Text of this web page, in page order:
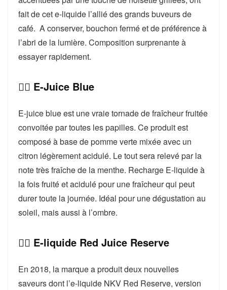
fait de cet e-liquide l’allié des grands buveurs de
café. A conserver, bouchon fermé et de préférence à
l’abri de la lumière. Composition surprenante à
essayer rapidement.
👉🏻 E-Juice Blue
E-juice blue est une vraie tornade de fraîcheur fruitée
convoitée par toutes les papilles. Ce produit est
composé à base de pomme verte mixée avec un
citron légèrement acidulé. Le tout sera relevé par la
note très fraîche de la menthe. Recharge E-liquide à
la fois fruité et acidulé pour une fraîcheur qui peut
durer toute la journée. Idéal pour une dégustation au
soleil, mais aussi à l’ombre.
👉🏻 E-liquide Red Juice Reserve
En 2018, la marque a produit deux nouvelles
saveurs dont l’e-liquide NKV Red Reserve, version